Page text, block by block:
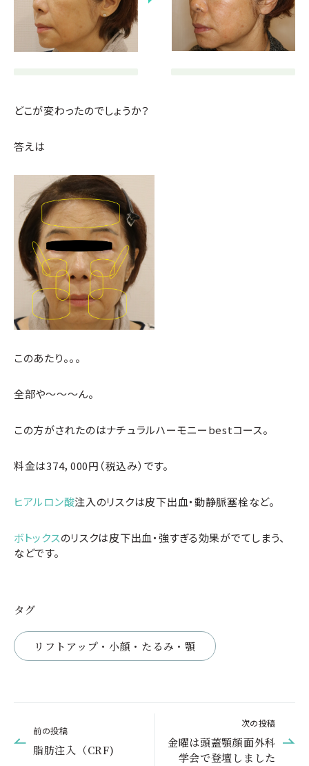
どこが変わったのでしょうか？
答えは
このあたり。。。
全部や～～～ん。
この方がされたのはナチュラルハーモニーbestコース。
料金は374，000円（税込み）です。
ヒアルロン酸注入のリスクは皮下出血・動静脈塞栓など。
ボトックスのリスクは皮下出血・強すぎる効果がでてしまう、
などです。
タグ
リフトアップ・小顔・たるみ・顎
前の投稿
脂肪注入（CRF)
次の投稿
金曜は頭蓋顎顔面外科
学会で登壇しました